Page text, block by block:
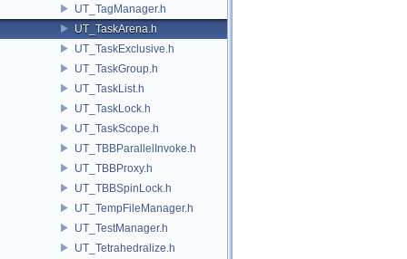
UT_TagManager.h
UT_TaskArena.h
UT_TaskExclusive.h
UT_TaskGroup.h
UT_TaskList.h
UT_TaskLock.h
UT_TaskScope.h
UT_TBBParallelInvoke.h
UT_TBBProxy.h
UT_TBBSpinLock.h
UT_TempFileManager.h
UT_TestManager.h
UT_Tetrahedralize.h